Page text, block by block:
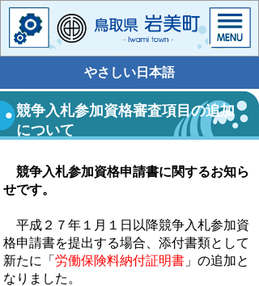
やさしい日本語
競争入札参加資格審査項目の追加
について
競争入札参加資格申請書に関するお知ら
せです。
平成２７年１月１日以降競争入札参加資
格申請書を提出する場合、添付書類として
新たに「 労働保険料納付証明書 」の追加と
なりました。